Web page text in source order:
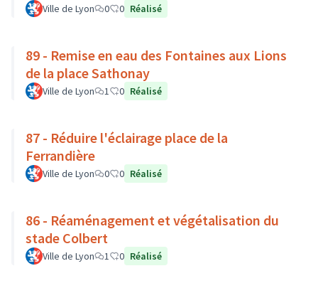
Ville de Lyon 0 0 Réalisé
89 - Remise en eau des Fontaines aux Lions
de la place Sathonay
Ville de Lyon 1 0 Réalisé
87 - Réduire l'éclairage place de la
Ferrandière
Ville de Lyon 0 0 Réalisé
86 - Réaménagement et végétalisation du
stade Colbert
Ville de Lyon 1 0 Réalisé